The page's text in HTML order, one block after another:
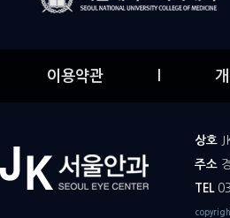
이용약관
상호
주소
TEL